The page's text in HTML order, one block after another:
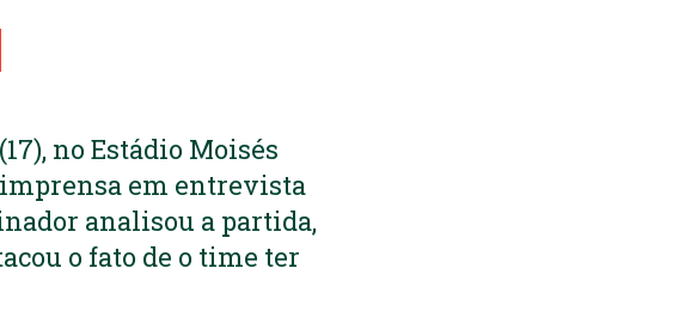
no Estádio Moisés
em entrevista
analisou a partida,
o fato de o time ter